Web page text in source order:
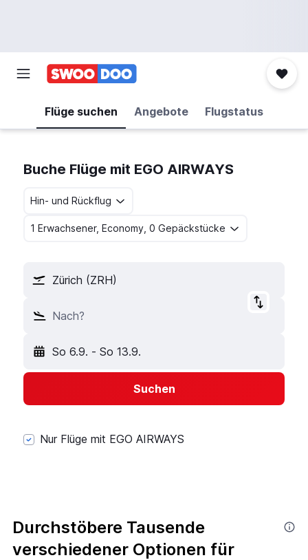
Flüge suchen Angebote Flugstatus
Buche Flüge mit EGO AIRWAYS
Hin- und Rückflug
1 Erwachsener, Economy, 0 Gepäckstücke
Zürich (ZRH)
Nach?
So 6.9. - So 13.9.
Suchen
Nur Flüge mit EGO AIRWAYS
Durchstöbere Tausende
verschiedener Optionen für